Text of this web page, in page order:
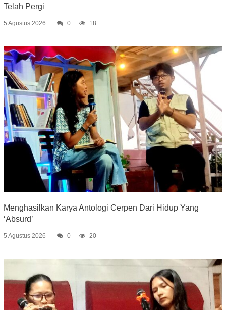
Telah Pergi
5 Agustus 2026 0 18
Menghasilkan Karya Antologi Cerpen Dari Hidup Yang
‘Absurd’
5 Agustus 2026 0 20